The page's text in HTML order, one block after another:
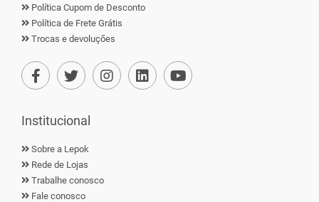
Política Cupom de Desconto
Política de Frete Grátis
Trocas e devoluções
Institucional
Sobre a Lepok
Rede de Lojas
Trabalhe conosco
Fale conosco